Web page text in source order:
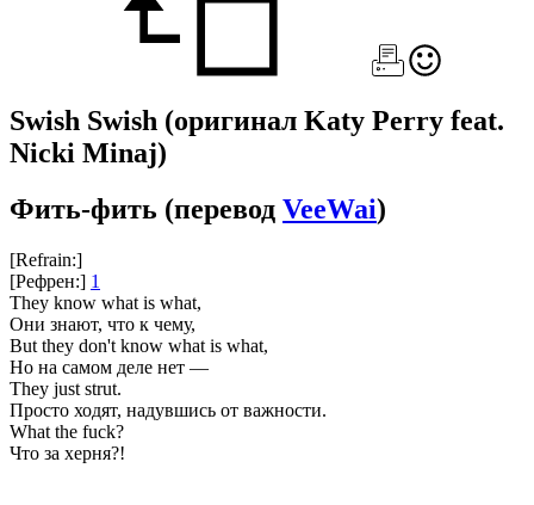
Swish Swish (оригинал Katy Perry feat.
Nicki Minaj)
Фить-фить (перевод VeeWai)
[Refrain:]
[Рефрен:] 1
They know what is what,
Они знают, что к чему,
But they don't know what is what,
Но на самом деле нет —
They just strut.
Просто ходят, надувшись от важности.
What the fuck?
Что за херня?!